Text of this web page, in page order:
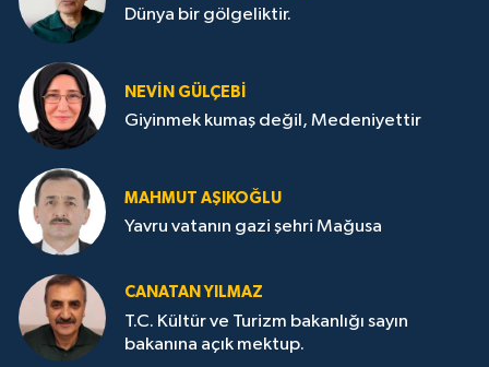
Dünya bir gölgeliktir.
NEVİN GÜLÇEBİ
Giyinmek kumaş değil, Medeniyettir
MAHMUT AŞIKOĞLU
Yavru vatanın gazi şehri Mağusa
CANATAN YILMAZ
T.C. Kültür ve Turizm bakanlığı sayın
bakanına açık mektup.